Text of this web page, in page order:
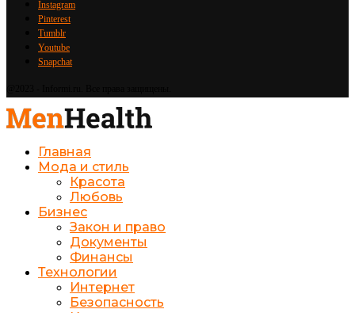
Instagram
Pinterest
Tumblr
Youtube
Snapchat
Главная
Мода и стиль
Красота
Любовь
Бизнес
Закон и право
Документы
Финансы
Технологии
Интернет
Безопасность